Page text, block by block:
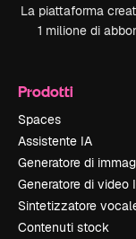
La piattaforma
1 milione di
Prodotti
Spaces
Assistente IA
Generatore di
Generatore di video
Sintetizzatore
Contenuti stock